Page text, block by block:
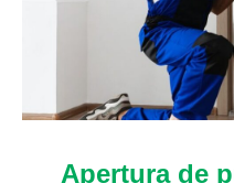
Apertura de